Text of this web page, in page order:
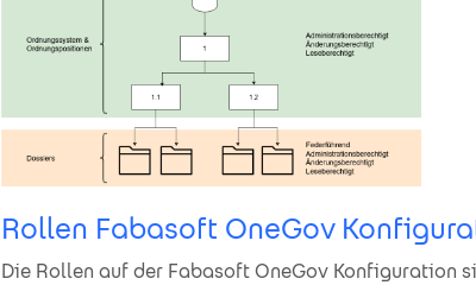
Rollen Fabasoft OneGov
Die Rollen auf der Fabasoft OneGov Konfiguration